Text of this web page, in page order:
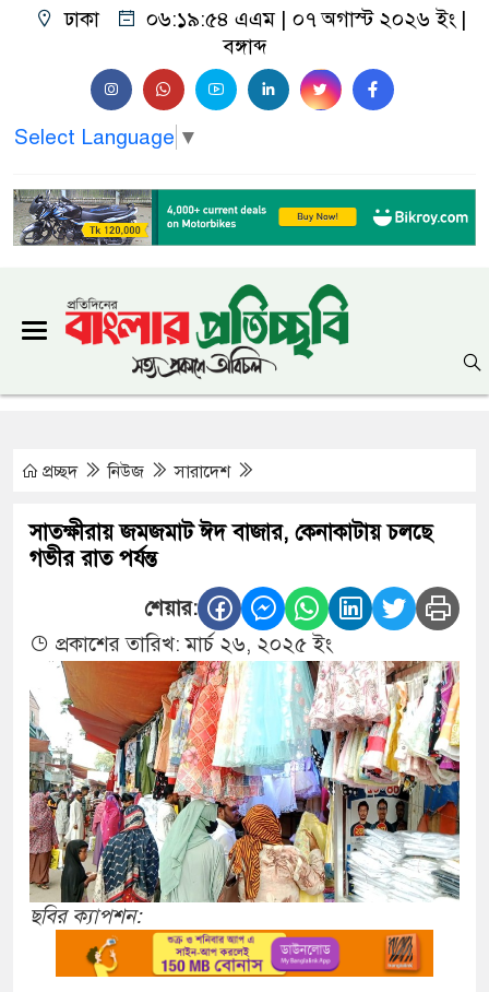
ঢাকা ০৬:১৯:৫৫ এএম| ০৭ অগাস্ট ২০২৬ ইং |
বঙ্গাব্দ
Select Language ▼
প্রচ্ছদ নিউজ সারাদেশ
সাতক্ষীরায় জমজমাট ঈদ বাজার, কেনাকাটায় চলছে
গভীর রাত পর্যন্ত
শেয়ার:
প্রকাশের তারিখ: মার্চ ২৬, ২০২৫ ইং
ছবির ক্যাপশন: